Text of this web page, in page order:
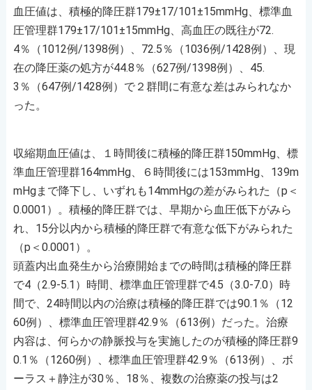
血圧値は、積極的降圧群179±17/101±15mmHg、標準血
圧管理群179±17/101±15mmHg、高血圧の既往が72.
4％（1012例/1398例）、72.5％（1036例/1428例）、現
在の降圧薬の処方が44.8％（627例/1398例）、45.
3％（647例/1428例）で２群間に有意な差はみられなか
った。
収縮期血圧値は、１時間後に積極的降圧群150mmHg、標
準血圧管理群164mmHg、６時間後には153mmHg、139m
mHgまで降下し、いずれも14mmHgの差がみられた（p＜
0.0001）。積極的降圧群では、早期から血圧低下がみら
れ、15分以内から積極的降圧群で有意な低下がみられた
（p＜0.0001）。
頭蓋内出血発生から治療開始までの時間は積極的降圧群
で4（2.9-5.1）時間、標準血圧管理群で4.5（3.0-7.0）時
間で、24時間以内の治療は積極的降圧群では90.1％（12
60例）、標準血圧管理群42.9％（613例）だった。治療
内容は、何らかの静脈投与を実施したのが積極的降圧群9
0.1％（1260例）、標準血圧管理群42.9％（613例）、ボ
ーラス＋静注が30％、18％、複数の治療薬の投与は2